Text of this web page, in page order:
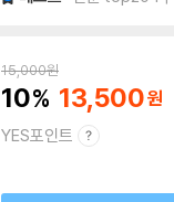
15,000원
10 13,500
YES포인트